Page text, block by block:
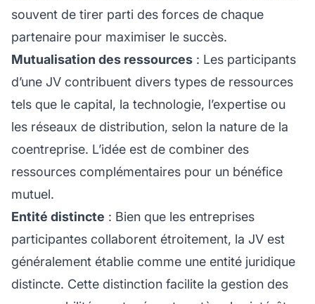
souvent de tirer parti des forces de chaque
partenaire pour maximiser le succès.
Mutualisation des ressources : Les participants
d’une JV contribuent divers types de ressources
tels que le capital, la technologie, l’expertise ou
les réseaux de distribution, selon la nature de la
coentreprise. L’idée est de combiner des
ressources complémentaires pour un bénéfice
mutuel.
Entité distincte : Bien que les entreprises
participantes collaborent étroitement, la JV est
généralement établie comme une entité juridique
distincte. Cette distinction facilite la gestion des